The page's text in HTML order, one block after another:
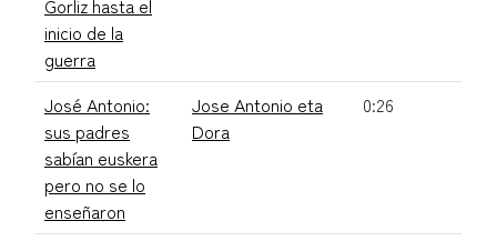
inicio de la
guerra
José Antonio:
sus padres
sabían euskera
pero no se lo
enseñaron
Jose Antonio eta
Dora
0:26